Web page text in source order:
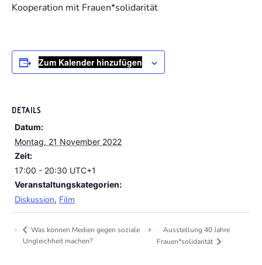
Kooperation mit Frauen*solidarität
Zum Kalender hinzufügen
DETAILS
Datum:
Montag, 21 November 2022
Zeit:
17:00 - 20:30 UTC+1
Veranstaltungskategorien:
Diskussion, Film
Was können Medien gegen soziale
Ungleichheit machen?
Ausstellung 40 Jahre
Frauen*solidarität